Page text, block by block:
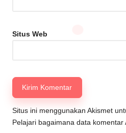
Situs Web
Situs ini menggunakan Akismet
Pelajari bagaimana data komentar